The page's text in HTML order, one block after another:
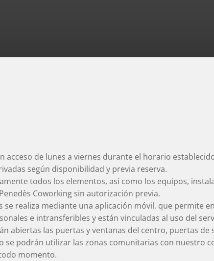
acceso de lunes a viernes durante el horario
según disponibilidad y previa reserva.
todos los elementos, así como los equipos,
Coworking sin autorización previa.
se realiza mediante una aplicación móvil, que permite
e intransferibles y están vinculadas al uso del
abiertas las puertas y ventanas del centro, puertas
podrán utilizar las zonas comunitarias con nuestro
momento.